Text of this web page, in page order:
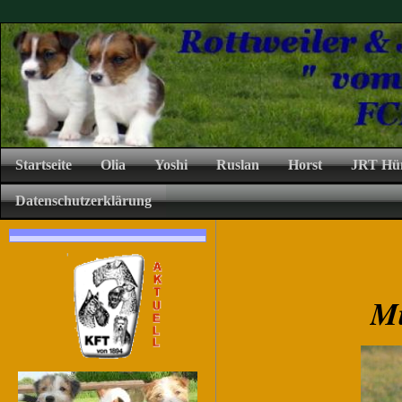
Startseite Olia Yoshi Ruslan Horst JRT
Datenschutzerklärung